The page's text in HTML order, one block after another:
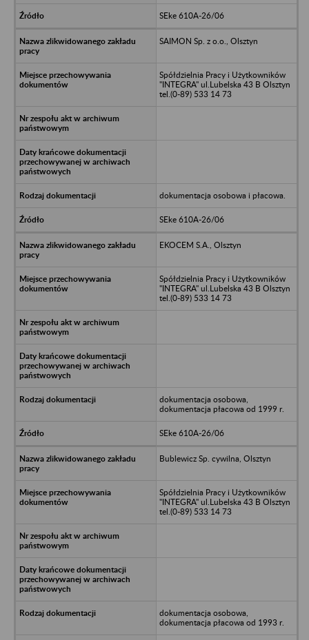
SEke 610A-26/06
SAIMON Sp. z o.o., Olsztyn
Spółdzielnia Pracy i Użytkowników
"INTEGRA" ul.Lubelska 43 B Olsztyn
tel.(0-89) 533 14 73
dokumentacja osobowa i płacowa.
SEke 610A-26/06
EKOCEM S.A., Olsztyn
Spółdzielnia Pracy i Użytkowników
"INTEGRA" ul.Lubelska 43 B Olsztyn
tel.(0-89) 533 14 73
dokumentacja osobowa,
dokumentacja płacowa od 1999 r.
SEke 610A-26/06
Bublewicz Sp. cywilna, Olsztyn
Spółdzielnia Pracy i Użytkowników
"INTEGRA" ul.Lubelska 43 B Olsztyn
tel.(0-89) 533 14 73
dokumentacja osobowa,
dokumentacja płacowa od 1993 r.